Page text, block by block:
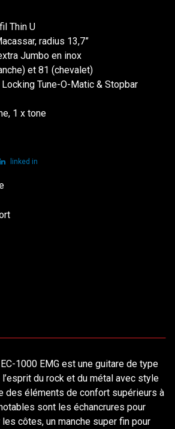
Thin U
radius 13,7”
Jumbo en inox
et 81 (chevalet)
Tune-O-Matic & Stopbar
1 x tone
linked in
1000 EMG est une guitare de type
du rock et du métal avec style
des éléments de confort supérieurs à
sont les échancrures pour
côtes, un manche super fin pour